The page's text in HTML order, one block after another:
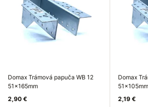
Domax Trámová papuča WB 12
51x165mm
2,90 €
Domax
51x105mm
2,19 €